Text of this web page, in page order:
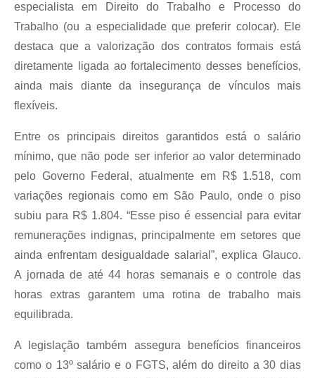
especialista em Direito do Trabalho e Processo do
Trabalho (ou a especialidade que preferir colocar). Ele
destaca que a valorização dos contratos formais está
diretamente ligada ao fortalecimento desses benefícios,
ainda mais diante da insegurança de vínculos mais
flexíveis.
Entre os principais direitos garantidos está o salário
mínimo, que não pode ser inferior ao valor determinado
pelo Governo Federal, atualmente em R$ 1.518, com
variações regionais como em São Paulo, onde o piso
subiu para R$ 1.804. “Esse piso é essencial para evitar
remunerações indignas, principalmente em setores que
ainda enfrentam desigualdade salarial”, explica Glauco.
A jornada de até 44 horas semanais e o controle das
horas extras garantem uma rotina de trabalho mais
equilibrada.
A legislação também assegura benefícios financeiros
como o 13º salário e o FGTS, além do direito a 30 dias